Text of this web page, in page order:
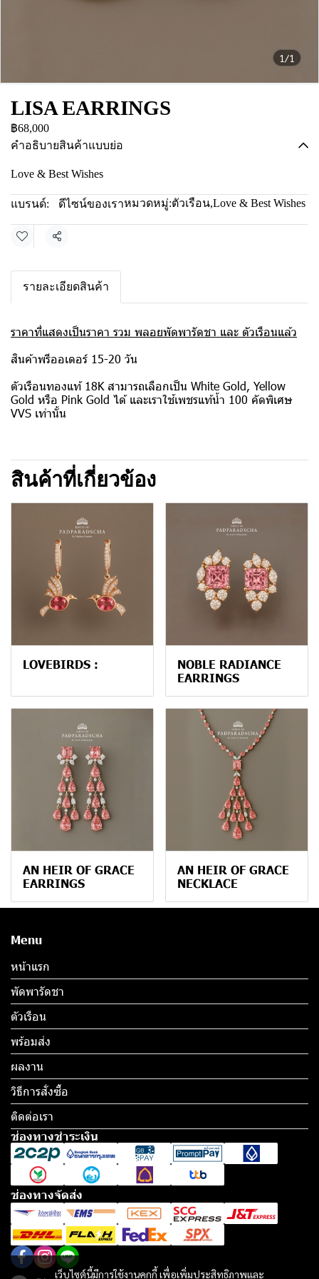
1/1
LISA EARRINGS
฿68,000
คำอธิบายสินค้าแบบย่อ
Love & Best Wishes
แบรนด์: ดีไซน์ของเราหมวดหมู่:ตัวเรือน,Love & Best Wishes
แชร์
รายละเอียดสินค้า
ราคาที่แสดงเป็นราคา รวม พลอยพัดพารัดชา และ ตัวเรือนแล้ว
สินค้าพรีออเดอร์ 15-20 วัน
ตัวเรือนทองแท้ 18K สามารถเลือกเป็น White Gold, Yellow
Gold หรือ Pink Gold ได้ และเราใช้เพชรแท้น้ำ 100 คัดพิเศษ
VVS เท่านั้น
สินค้าที่เกี่ยวข้อง
LOVEBIRDS :
NOBLE RADIANCE
EARRINGS
AN HEIR OF GRACE
EARRINGS
AN HEIR OF GRACE
NECKLACE
เว็บไซต์นี้มีการใช้งานคุกกี้ เพื่อเพิ่มประสิทธิภาพและ
Menu
หน้าแรก
พัดพารัดชา
ตัวเรือน
พร้อมส่ง
ผลงาน
วิธีการสั่งซื้อ
ติดต่อเรา
ช่องทางชำระเงิน
ช่องทางจัดส่ง